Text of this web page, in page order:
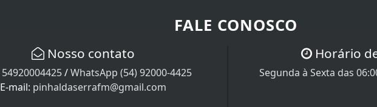
FALE CONOSCO
Nosso contato
54920004425/WhatsApp (54) 92000-4425
E-mail: pinhaldaserrafm@gmail.com
Horário
Segunda à Sexta das